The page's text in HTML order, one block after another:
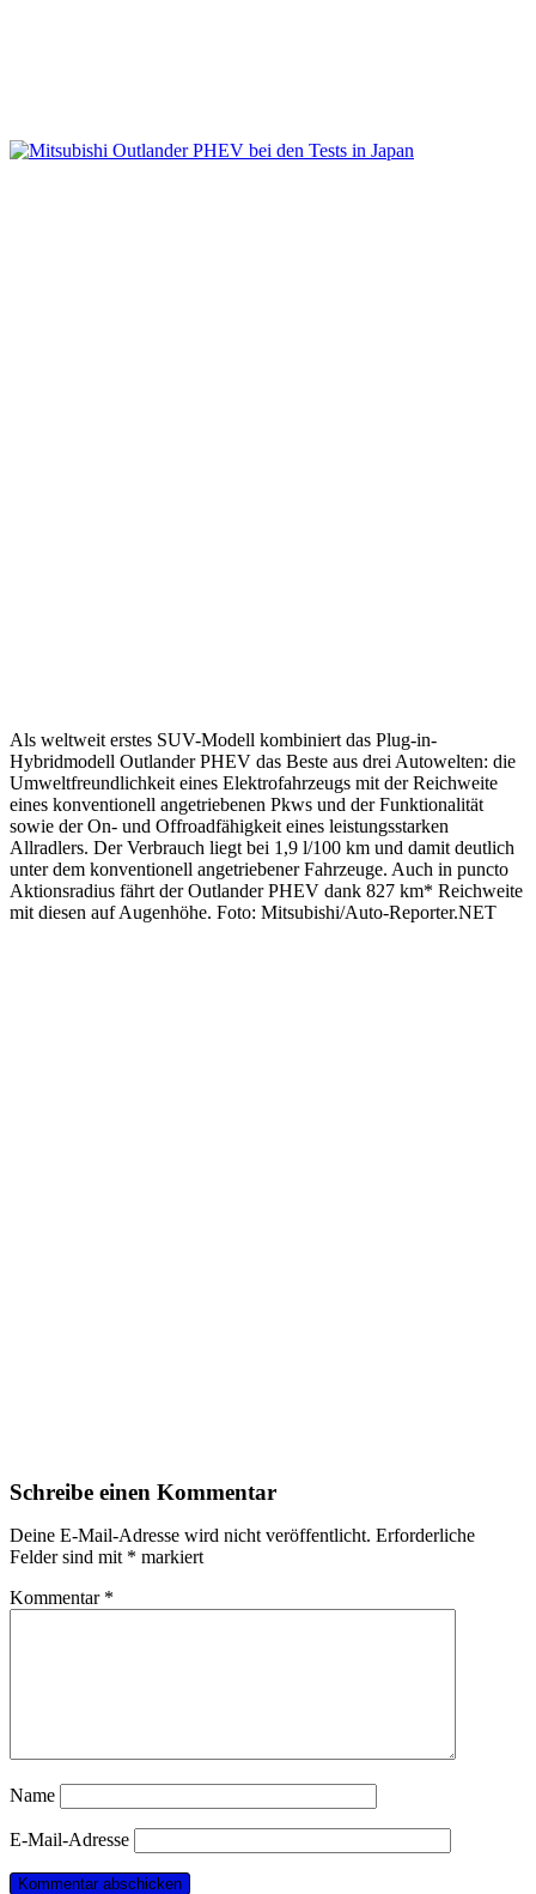
Als weltweit erstes SUV-Modell kombiniert das Plug-in-
Hybridmodell Outlander PHEV das Beste aus drei Autowelten: die
Umweltfreundlichkeit eines Elektrofahrzeugs mit der Reichweite
eines konventionell angetriebenen Pkws und der Funktionalität
sowie der On- und Offroadfähigkeit eines leistungsstarken
Allradlers. Der Verbrauch liegt bei 1,9 l/100 km und damit deutlich
unter dem konventionell angetriebener Fahrzeuge. Auch in puncto
Aktionsradius fährt der Outlander PHEV dank 827 km* Reichweite
mit diesen auf Augenhöhe. Foto: Mitsubishi/Auto-Reporter.NET
Schreibe einen Kommentar
Deine E-Mail-Adresse wird nicht veröffentlicht. Erforderliche
Felder sind mit * markiert
Kommentar *
Name
E-Mail-Adresse